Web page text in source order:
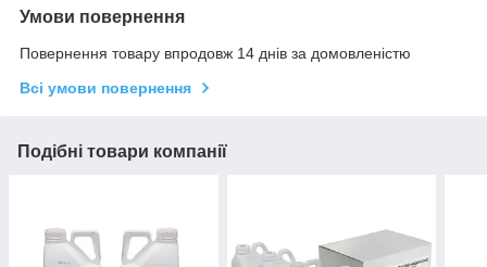
Умови повернення
Повернення товару впродовж 14 днів за домовленістю
Всі умови повернення
Подібні товари компанії